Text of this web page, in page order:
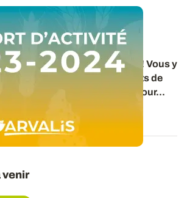
2023-2024
d’activité d’ARVALIS a paru ! Vous y
des travaux et des projets de
2023-2024. 36 pages pour...
venir